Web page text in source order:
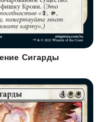
Сигарды